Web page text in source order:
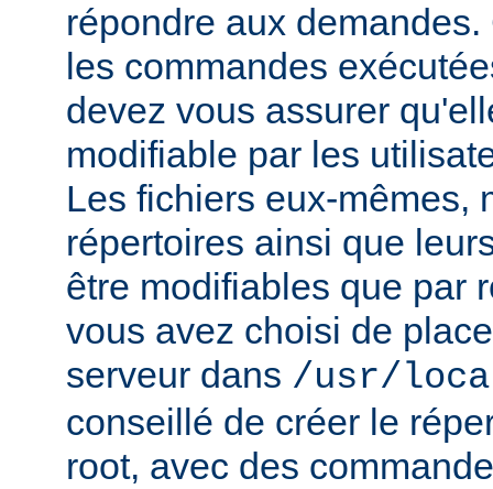
répondre aux
les commandes
devez vous assurer
modifiable par les
Les fichiers eux-mêmes,
répertoires ainsi que
être modifiables que par
vous avez choisi de
serveur dans /usr/
conseillé de créer le
root, avec des